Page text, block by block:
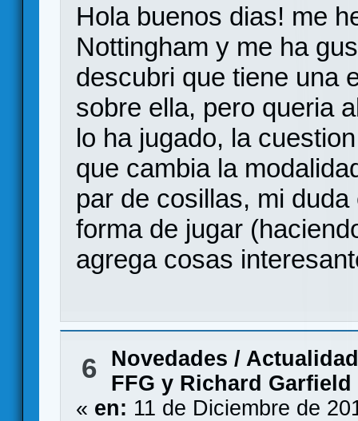
Hola buenos dias! me
Nottingham y me ha
descubri que tiene una
sobre ella, pero queria
lo ha jugado, la
que cambia la
par de cosillas, mi
forma de jugar
agrega cosas
6
Novedades / Actualidad
FFG y Richard Garfield
« en: 11 de Diciembre de